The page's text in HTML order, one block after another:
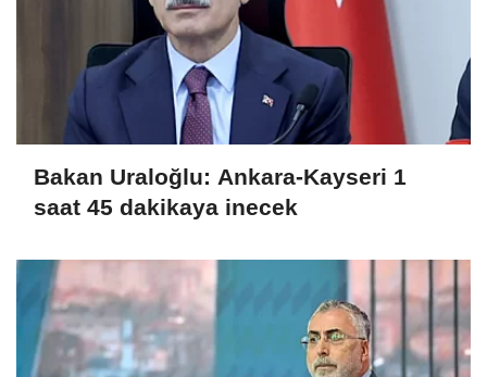
Bakan Uraloğlu: Ankara-Kayseri 1
saat 45 dakikaya inecek